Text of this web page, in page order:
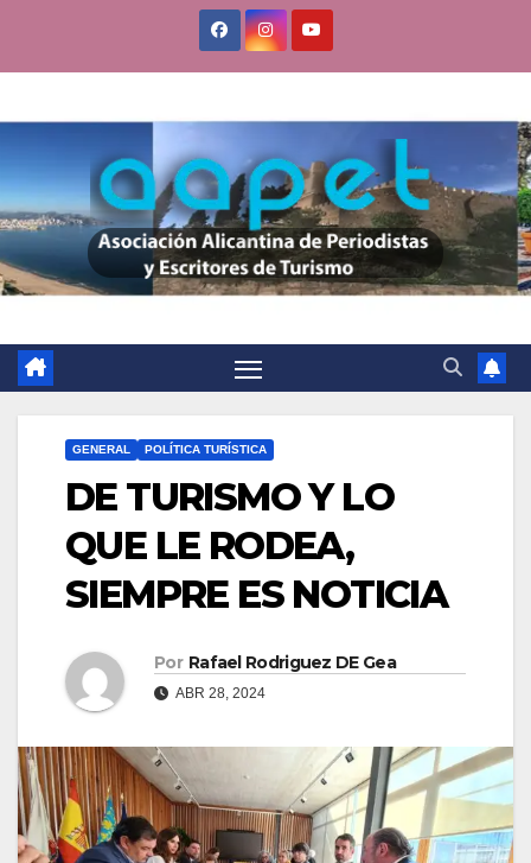
GENERAL POLÍTICA TURÍSTICA
DE TURISMO Y LO
QUE LE RODEA,
SIEMPRE ES NOTICIA
Por Rafael Rodriguez DE Gea
ABR 28, 2024